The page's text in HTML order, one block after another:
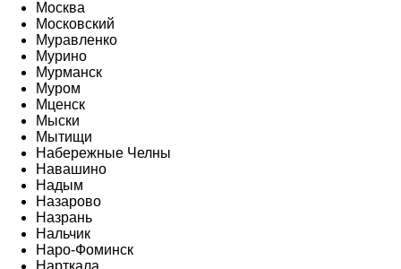
Москва
Московский
Муравленко
Мурино
Мурманск
Муром
Мценск
Мыски
Мытищи
Набережные Челны
Навашино
Надым
Назарово
Назрань
Нальчик
Наро-Фоминск
Нарткала